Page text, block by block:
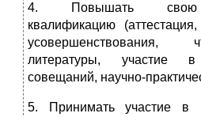
4. Повышать свою
квалификацию
усовершенствования,
литературы, участие
совещаний, научно-
5. Принимать участие в